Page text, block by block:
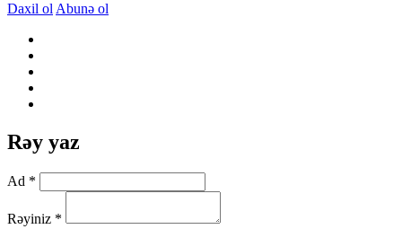
Daxil ol Abunə ol
Rəy yaz
Ad *
Rəyiniz *